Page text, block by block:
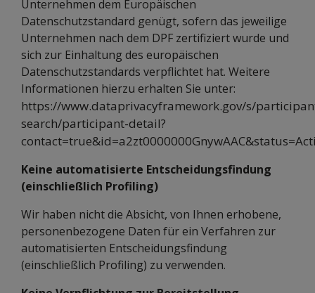
Unternehmen dem Europäischen
Datenschutzstandard genügt, sofern das jeweilige
Unternehmen nach dem DPF zertifiziert wurde und
sich zur Einhaltung des europäischen
Datenschutzstandards verpflichtet hat. Weitere
Informationen hierzu erhalten Sie unter:
https://www.dataprivacyframework.gov/s/
search/participant-detail?
Keine automatisierte Entscheidungsfindung
(einschließlich Profiling)
Wir haben nicht die Absicht, von Ihnen erhobene,
personenbezogene Daten für ein Verfahren zur
automatisierten Entscheidungsfindung
(einschließlich Profiling) zu verwenden.